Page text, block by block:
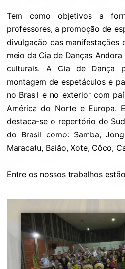
Tem como objetivos a
professores, a promoção de
divulgação das manifestações
meio da Cia de Danças
culturais. A Cia de Dança
montagem de espetáculos e
no Brasil e no exterior com
América do Norte e Europa.
destaca-se o repertório do
do Brasil como: Samba,
Maracatu, Baião, Xote, Côco,
Entre os nossos trabalhos